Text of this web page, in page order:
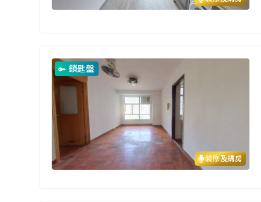
裝修及講房
鎖匙盤